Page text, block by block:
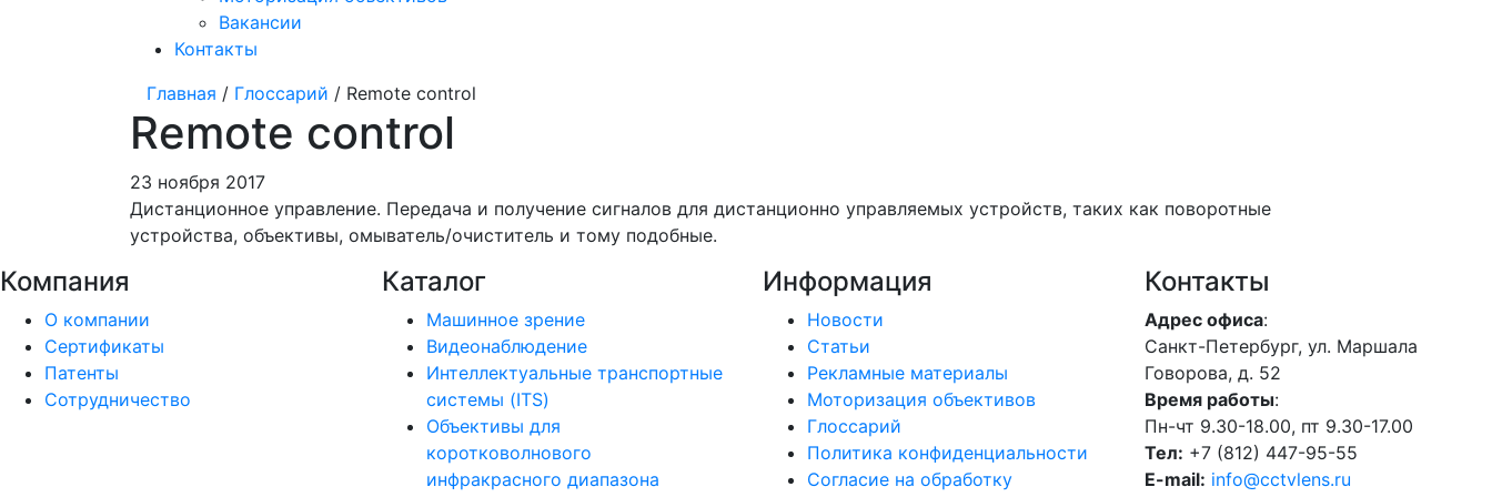
Вакансии
Контакты
Главная / Глоссарий / Remote control
Remote control
23 ноября 2017
Дистанционное управление. Передача и получение сигналов для дистанционно управляемых устройств, таких как поворотные
устройства, объективы, омыватель/очиститель и тому подобные.
Компания
О компании
Сертификаты
Патенты
Сотрудничество
Каталог
Машинное зрение
Видеонаблюдение
Интеллектуальные транспортные
системы (ITS)
Объективы для
коротковолнового
инфракрасного диапазона
Информация
Новости
Статьи
Рекламные материалы
Моторизация объективов
Глоссарий
Политика конфиденциальности
Согласие на обработку
Контакты
Адрес офиса:
Санкт-Петербург, ул. Маршала
Говорова, д. 52
Время работы:
Пн-чт 9.30-18.00, пт 9.30-17.00
Тел: +7 (812) 447-95-55
E-mail: info@cctvlens.ru